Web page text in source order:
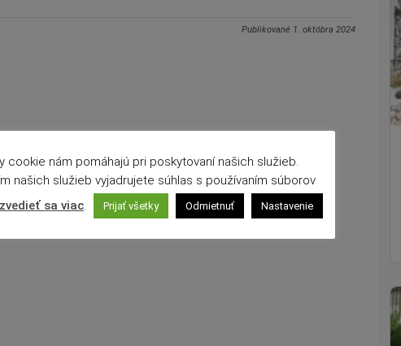
Publikované 1. októbra 2024
cookie nám pomáhajú pri poskytovaní našich služieb.
našich služieb vyjadrujete súhlas s používaním súborov
sa viac Prijať všetky Odmietnuť Nastavenie